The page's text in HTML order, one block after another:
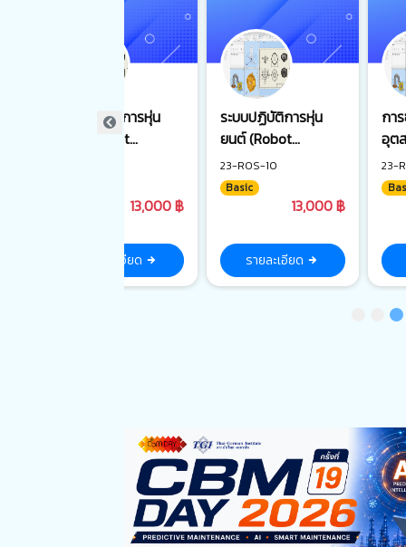
ระบบปฏิบัติการหุ่น
ยนต์ (Robot
13,000 ฿
รายละเอียด
ระบบปฏิบัติการหุ่น
ยนต์ (Robot
Operating System :
ROS) ระดับพื้นฐาน
23-ROS-10
Basic
13,000 ฿
รายละเอียด
กา
อุต
ฐาน
23-